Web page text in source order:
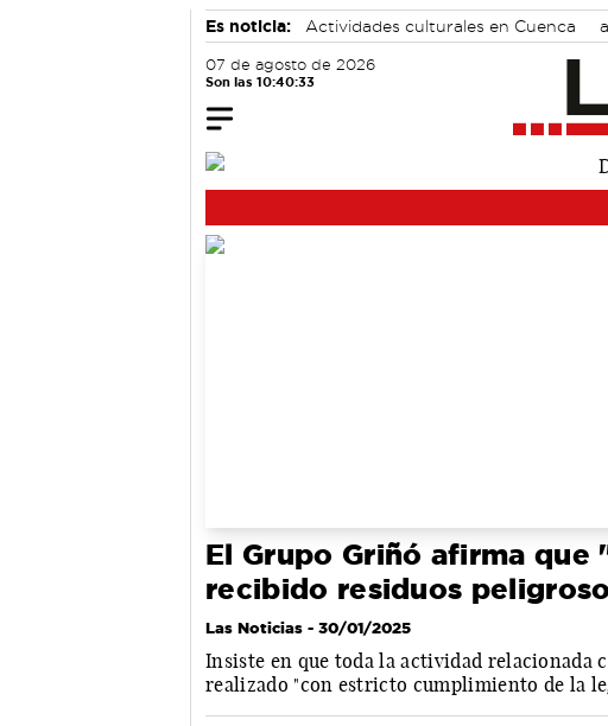
Es noticia: Actividades culturales en Cuenca
07 de agosto de 2026
Son las 10:40:34
El Grupo Griñó afirma que
recibido residuos
Las Noticias - 30/01/2025
Insiste en que toda la actividad relacionada
realizado "con estricto cumplimiento de la